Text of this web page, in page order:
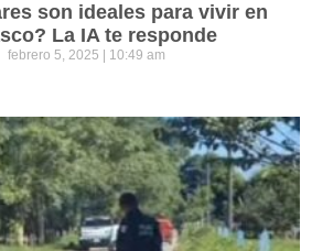
son ideales para vivir en
La IA te responde
febrero 5, 2025 10:49 am